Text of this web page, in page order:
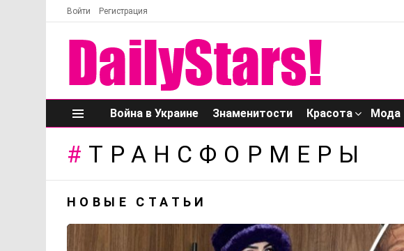
Войти Регистрация
Меню
Война в Украине Знаменитости Красота Мода
ТРАНСФОРМЕРЫ
НОВЫЕ СТАТЬИ